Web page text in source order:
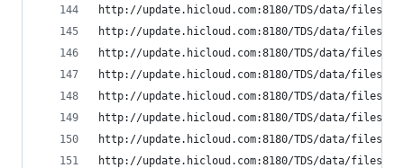
http://update.hicloud.com:8180/TDS/data/files/p9/
http://update.hicloud.com:8180/TDS/data/files/p9/
http://update.hicloud.com:8180/TDS/data/files/p9/
http://update.hicloud.com:8180/TDS/data/files/p9/
http://update.hicloud.com:8180/TDS/data/files/p9/
http://update.hicloud.com:8180/TDS/data/files/p9/
http://update.hicloud.com:8180/TDS/data/files/p9/
http://update.hicloud.com:8180/TDS/data/files/p9/